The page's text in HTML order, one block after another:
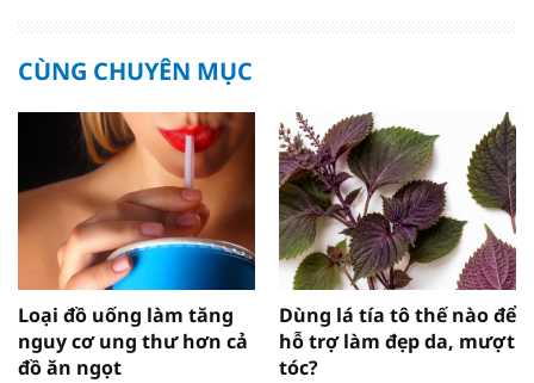
CÙNG CHUYÊN MỤC
Loại đồ uống làm tăng
nguy cơ ung thư hơn cả
đồ ăn ngọt
Dùng lá tía tô thế nào để
hỗ trợ làm đẹp da, mượt
tóc?